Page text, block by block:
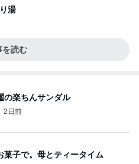
湯
を読む
の楽ちんサンダル
2日前
菓子で。母とティータイム